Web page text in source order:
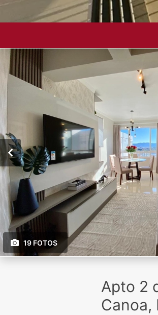
19 FOTOS
Apto 2
Canoa,